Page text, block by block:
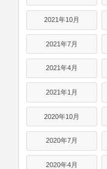
2021年10月
2021年7月
2021年4月
2021年1月
2020年10月
2020年7月
2020年4月